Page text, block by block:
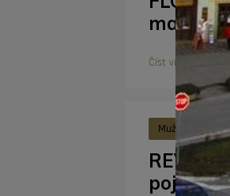
Číst více
Muži A
pojistil